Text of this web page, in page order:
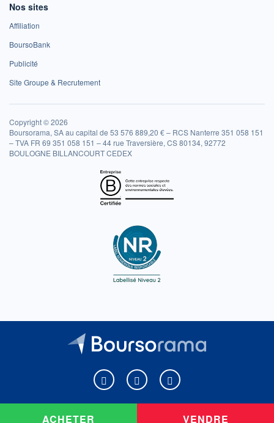
ACHETER VENDRE
Nos sites
Affiliation
BoursoBank
Publicité
Site Groupe & Recrutement
Copyright © 2026
Boursorama, SA au capital de 53 576 889,20 € – RCS Nanterre 351 058 151
– TVA FR 69 351 058 151 – 44 rue Traversière, CS 80134, 92772
BOULOGNE BILLANCOURT CEDEX
Boursorama sur Facebook
Boursorama sur XBoursorama sur